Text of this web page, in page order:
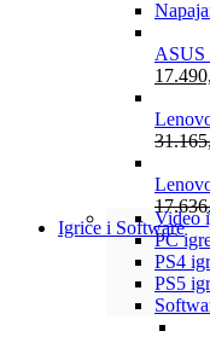
ASUS
Igrice i Software
Video
PC
PS4
PS5